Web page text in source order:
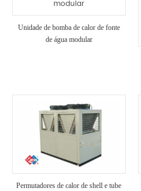
Unidade de bomba de calor de fonte
de água modular
Permutadores de calor de shell e tube